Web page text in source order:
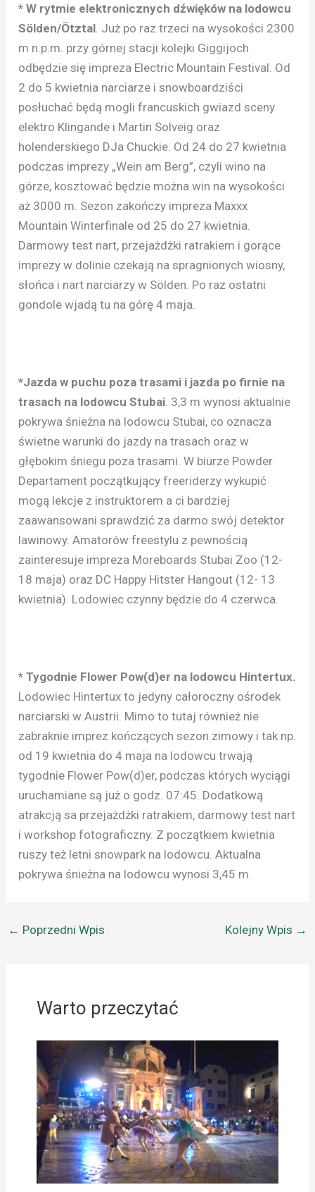
* W rytmie elektronicznych dźwięków na lodowcu
Sölden/Ötztal . Już po raz trzeci na wysokości 2300
m n.p.m. przy górnej stacji kolejki Giggijoch
odbędzie się impreza Electric Mountain Festival. Od
2 do 5 kwietnia narciarze i snowboardziści
posłuchać będą mogli francuskich gwiazd sceny
elektro Klingande i Martin Solveig oraz
holenderskiego DJa Chuckie. Od 24 do 27 kwietnia
podczas imprezy „Wein am Berg”, czyli wino na
górze, kosztować będzie można win na wysokości
aż 3000 m. Sezon zakończy impreza Maxxx
Mountain Winterfinale od 25 do 27 kwietnia.
Darmowy test nart, przejażdżki ratrakiem i gorące
imprezy w dolinie czekają na spragnionych wiosny,
słońca i nart narciarzy w Sölden. Po raz ostatni
gondole wjadą tu na górę 4 maja.
*Jazda w puchu poza trasami i jazda po firnie na
trasach na lodowcu Stubai . 3,3 m wynosi aktualnie
pokrywa śnieżna na lodowcu Stubai, co oznacza
świetne warunki do jazdy na trasach oraz w
głębokim śniegu poza trasami. W biurze Powder
Departament początkujący freeriderzy wykupić
mogą lekcje z instruktorem a ci bardziej
zaawansowani sprawdzić za darmo swój detektor
lawinowy. Amatorów freestylu z pewnością
zainteresuje impreza Moreboards Stubai Zoo (12-
18 maja) oraz DC Happy Hitster Hangout (12- 13
kwietnia). Lodowiec czynny będzie do 4 czerwca.
* Tygodnie Flower Pow(d)er na lodowcu Hintertux.
Lodowiec Hintertux to jedyny całoroczny ośrodek
narciarski w Austrii. Mimo to tutaj również nie
zabraknie imprez kończących sezon zimowy i tak np.
od 19 kwietnia do 4 maja na lodowcu trwają
tygodnie Flower Pow(d)er, podczas których wyciągi
uruchamiane są już o godz. 07:45. Dodatkową
atrakcją sa przejażdżki ratrakiem, darmowy test nart
i workshop fotograficzny. Z początkiem kwietnia
ruszy też letni snowpark na lodowcu. Aktualna
pokrywa śnieżna na lodowcu wynosi 3,45 m.
← Poprzedni Wpis Kolejny Wpis →
Warto przeczytać